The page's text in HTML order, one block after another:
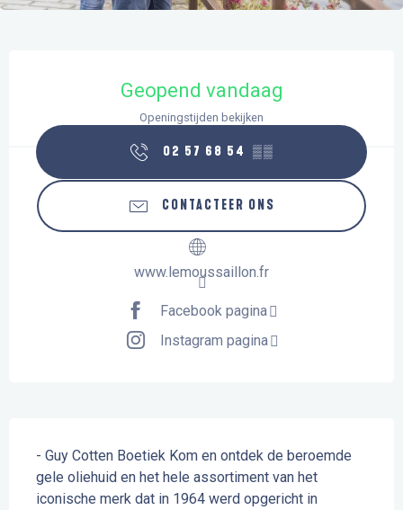
Geopend vandaag
Openingstijden bekijken
02 57 68 54 ▒▒
CONTACTEER ONS
www.lemoussaillon.fr
Facebook pagina
Instagram pagina
- Guy Cotten Boetiek Kom en ontdek de beroemde
gele oliehuid en het hele assortiment van het
iconische merk dat in 1964 werd opgericht in